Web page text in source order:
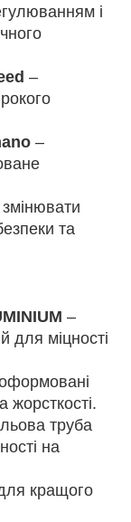
і
–
–
та
–
для міцності
жорсткості.
труба
на
кращого